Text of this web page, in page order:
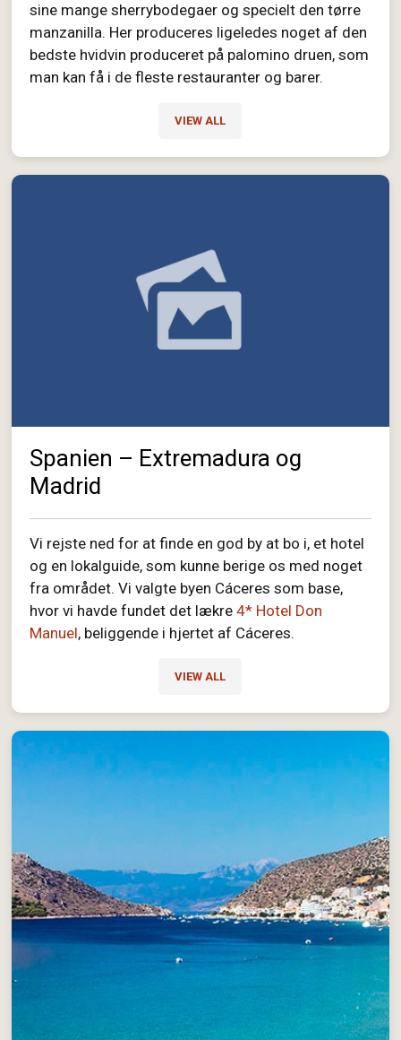
sine mange sherrybodegaer og specielt den tørre
manzanilla. Her produceres ligeledes noget af den
bedste hvidvin produceret på palomino druen, som
man kan få i de fleste restauranter og barer.
VIEW ALL
Spanien – Extremadura og
Madrid
Vi rejste ned for at finde en god by at bo i, et hotel
og en lokalguide, som kunne berige os med noget
fra området. Vi valgte byen Cáceres som base,
hvor vi havde fundet det lækre4* Hotel Don
Manuel, beliggende i hjertet af Cáceres.
VIEW ALL